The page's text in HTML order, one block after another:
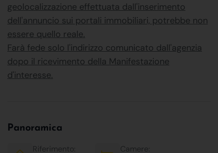
geolocalizzazione effettuata dall'inserimento
dell'annuncio sui portali immobiliari, potrebbe non
essere quello reale.
Farà fede solo l'indirizzo comunicato dall'agenzia
dopo il ricevimento della Manifestazione
d'interesse.
Panoramica
Riferimento:
Camere: